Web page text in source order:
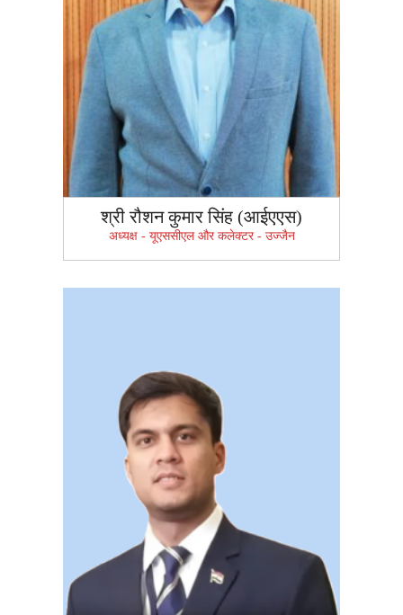
श्री रौशन कुमार सिंह (आईएएस)
अध्यक्ष - यूएससीएल और कलेक्टर - उज्जैन